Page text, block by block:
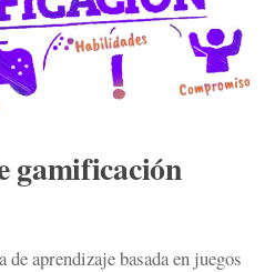
gamificación
de aprendizaje basada en juegos